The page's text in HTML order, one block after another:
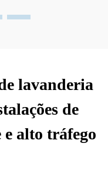
lavanderia
de
alto tráfego